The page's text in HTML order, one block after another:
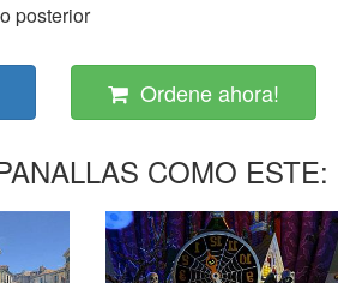
posterior
Ordene ahora!
COMO ESTE: